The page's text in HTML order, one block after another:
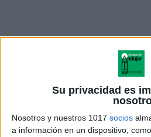
Su privacidad es
Nosotros y nuestros 1017 socios
a información en un dispositivo,